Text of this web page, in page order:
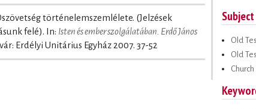
történelemszemlélete. (Jelzések
felé). In: Isten és ember szolgálatában. Erdő János
Erdélyi Unitárius Egyház 2007. 37-52
Subject
Old
Old